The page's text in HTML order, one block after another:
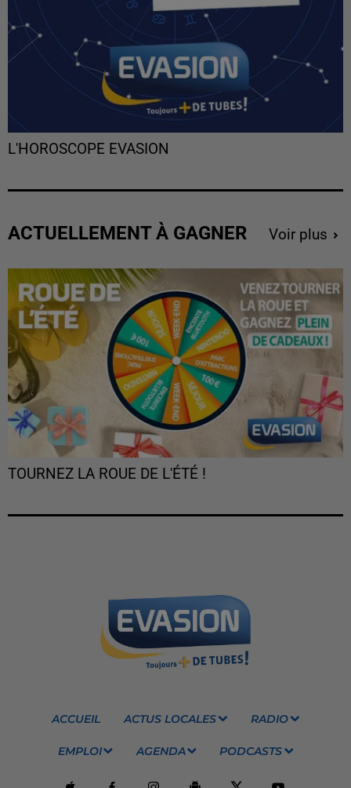
L'HOROSCOPE EVASION
ACTUELLEMENT À GAGNER Voir plus
TOURNEZ LA ROUE DE L'ÉTÉ !
ACCUEIL ACTUS LOCALES RADIO
EMPLOI AGENDA PODCASTS